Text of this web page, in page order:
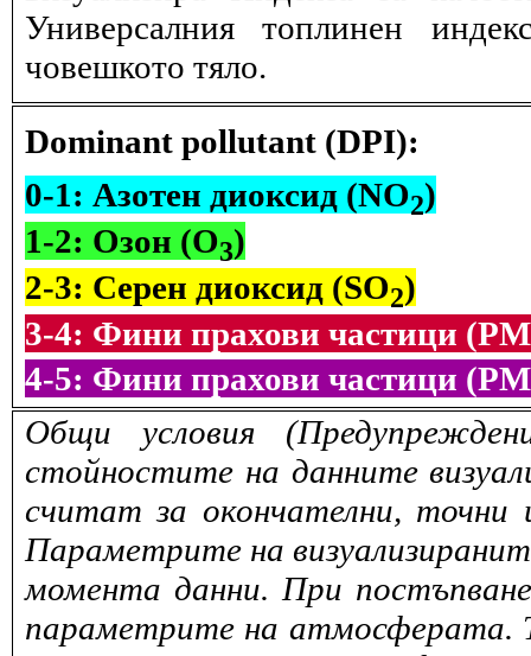
Универсалния топлинен
човешкото тяло.
Dominant pollutant (DPI):
0-1: Азотен диоксид (NO2)
1-2: Озон (O3)
2-3: Серен диоксид (SO2)
3-4: Фини прахови частици (PM
4-5: Фини прахови частици (PM
Общи условия
стойностите на данните
считат за окончателни,
Параметрите на
момента данни. При
параметрите на атмосферата.